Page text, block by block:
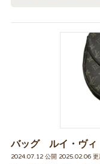
バッグ ルイ・ヴィ
2024.07.12 公開 2025.02.06 更